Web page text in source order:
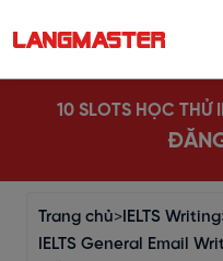
10 SLOTS HỌC THỬ
Trang chủ> IELTS Writing
IELTS General Email